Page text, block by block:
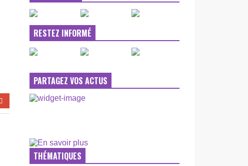
RESTEZ INFORMÉ
PARTAGEZ VOS ACTUS
THÉMATIQUES